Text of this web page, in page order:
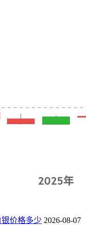
价格多少 2026-08-07